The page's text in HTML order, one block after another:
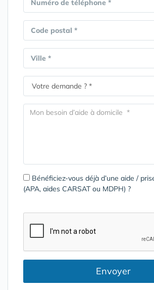
Numéro de téléphone *
Code postal *
Ville *
Bénéficiez-vous déjà d’une aide /
(APA, aides CARSAT ou MDPH) ?
Envoyer